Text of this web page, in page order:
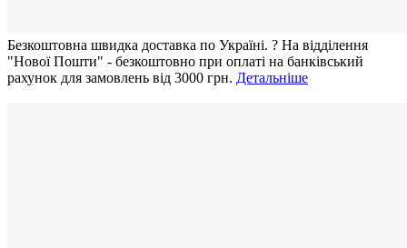
Безкоштовна швидка доставка по Україні. ? На відділення
"Нової Пошти" - безкоштовно при оплаті на банківський
рахунок для замовлень від 3000 грн. Детальніше